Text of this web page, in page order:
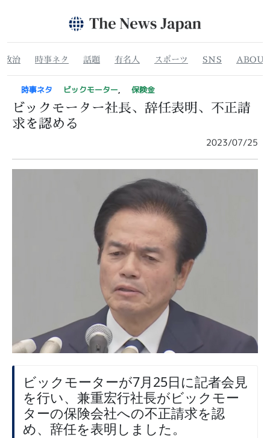
政治 時事ネタ 話題 有名人 スポーツ SNS
時事ネタ ビックモーター, 保険金
ビックモーター社長、辞任表明、不正請
求を認める
2023/07/25
ビックモーターが7月25日に記者会見
を行い、兼重宏行社長がビックモー
ターの保険会社への不正請求を認
め、辞任を表明しました。